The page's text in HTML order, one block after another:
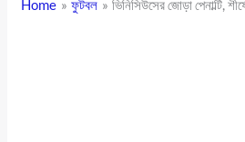
Home
ফুটবল ভিনিসিউসের জোড়া পেনাল্টি,